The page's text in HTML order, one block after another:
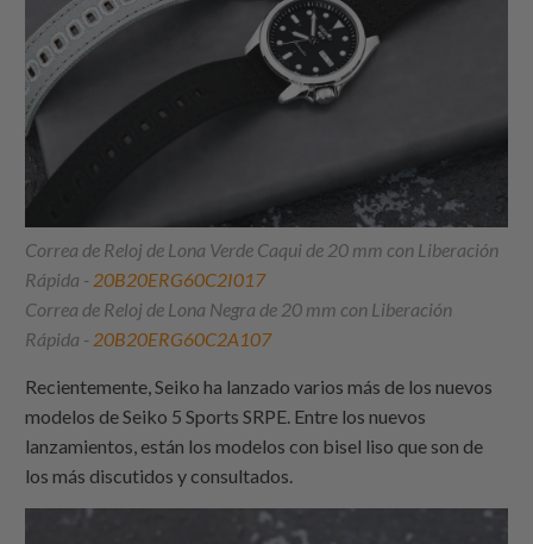
Correa de Reloj de Lona Verde Caqui de 20 mm con Liberación
Rápida - 20B20ERG60C2I017
Correa de Reloj de Lona Negra de 20 mm con Liberación
Rápida - 20B20ERG60C2A107
Recientemente, Seiko ha lanzado varios más de los nuevos
modelos de Seiko 5 Sports SRPE. Entre los nuevos
lanzamientos, están los modelos con bisel liso que son de
los más discutidos y consultados.